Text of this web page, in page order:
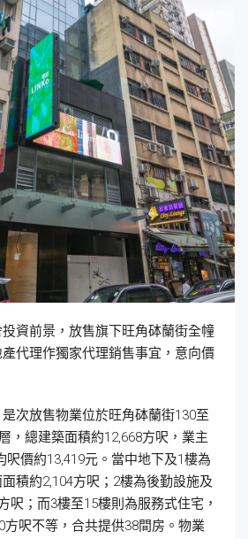
資前景，放售旗下旺角砵蘭街全幢
代理作獨家代理銷售事宜，意向價
次放售物業位於旺角砵蘭街130至
，總建築面積約12,668方呎，業主
呎價約13,419元。當中地下及1樓為
積約2,104方呎；2樓為後勤設施及
呎；而3樓至15樓則為服務式住宅，
方呎不等，合共提供38間房。物業